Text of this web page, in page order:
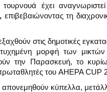
έχει
επιβεβαιώνοντας τη
στις δημοτικές
μορφή των
την Παρασκευή, το
του AHEPA CUP
απονεμηθούν κύπελλα,